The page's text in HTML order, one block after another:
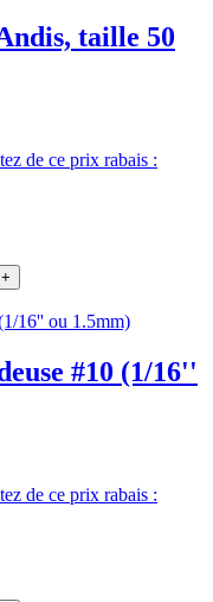
taille 50
de ce prix rabais :
+
#10 (1/16''
de ce prix rabais :